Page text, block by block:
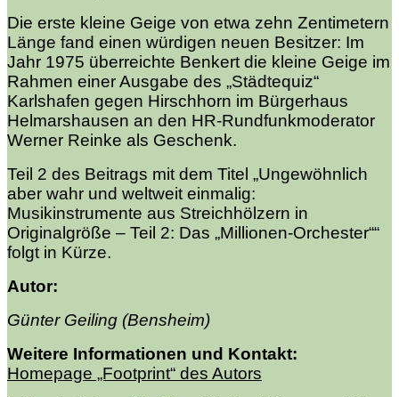
Die erste kleine Geige von etwa zehn Zentimetern
Länge fand einen würdigen neuen Besitzer: Im
Jahr 1975 überreichte Benkert die kleine Geige im
Rahmen einer Ausgabe des „Städtequiz“
Karlshafen gegen Hirschhorn im Bürgerhaus
Helmarshausen an den HR-Rundfunkmoderator
Werner Reinke als Geschenk.
Teil 2 des Beitrags mit dem Titel „Ungewöhnlich
aber wahr und weltweit einmalig:
Musikinstrumente aus Streichhölzern in
Originalgröße – Teil 2: Das „Millionen-Orchester““
folgt in Kürze.
Autor:
Günter Geiling (Bensheim)
Weitere Informationen und Kontakt:
Homepage „Footprint“ des Autors